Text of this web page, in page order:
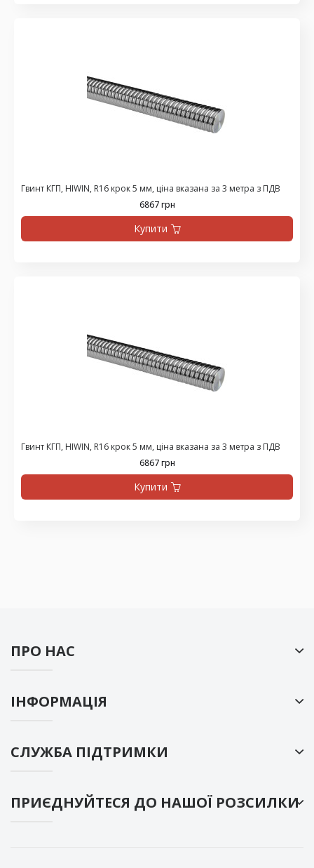
Гвинт КГП, HIWIN, R16 крок 5 мм, ціна вказана за 3 метра з ПДВ
6867 грн
Купити
Гвинт КГП, HIWIN, R16 крок 5 мм, ціна вказана за 3 метра з ПДВ
6867 грн
Купити
ПРО НАС
ІНФОРМАЦІЯ
СЛУЖБА ПІДТРИМКИ
ПРИЄДНУЙТЕСЯ ДО НАШОЇ РОЗСИЛКИ